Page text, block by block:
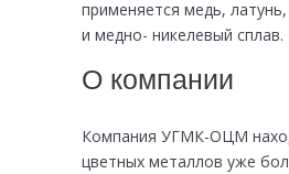
применяется медь,
и медно- никелевый сплав.
О компании
Компания УГМК-ОЦМ
цветных металлов уже